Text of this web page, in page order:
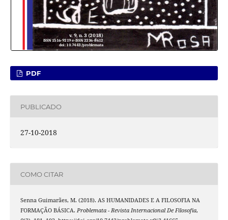
PDF
PUBLICADO
27-10-2018
COMO CITAR
Senna Guimarães, M. (2018). AS HUMANIDADES E A FILOSOFIA NA
FORMAÇÃO BÁSICA. Problemata - Revista Internacional De Filosofia,